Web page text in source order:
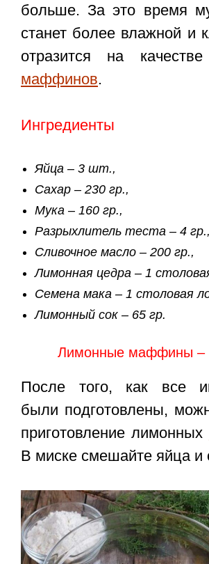
больше. За это время
станет более влажной и
отразится на
маффинов.
Ингредиенты
Яйца – 3 шт.,
Сахар – 230 гр.,
Мука – 160 гр.,
Разрыхлитель теста – 4 гр.,
Сливочное масло – 200 гр.,
Лимонная цедра – 1
Семена мака – 1 столовая
Лимонный сок – 65 гр.
Лимонные маффины –
После того, как все
были подготовлены,
приготовление лимонных
В миске смешайте яйца и